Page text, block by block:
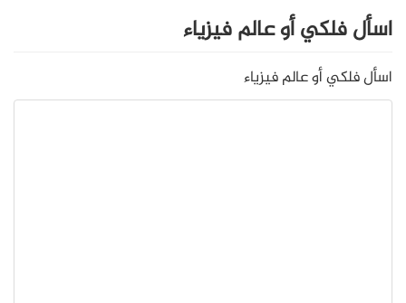
اسأل فلكي أو عالم فيزياء
اسأل فلكي أو عالم فيزياء